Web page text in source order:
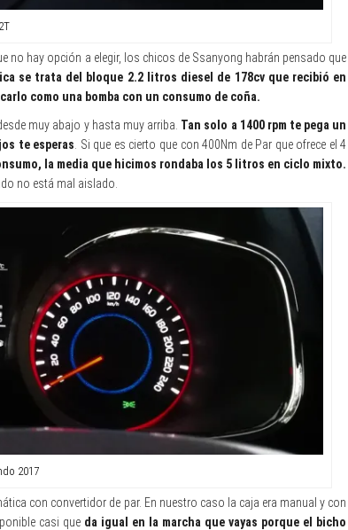
no hay opción a elegir, los chicos de Ssanyong habrán pensado que
se trata del bloque 2.2 litros diesel de 178cv que recibió en
como una bomba con un consumo de coña.
muy abajo y hasta muy arriba. Tan solo a 1400 rpm te pega un
te esperas. Si que es cierto que con 400Nm de Par que ofrece el 4
la media que hicimos rondaba los 5 litros en ciclo mixto.
no está mal aislado.
2017
con convertidor de par. En nuestro caso la caja era manual y con
casi que da igual en la marcha que vayas porque el bicho